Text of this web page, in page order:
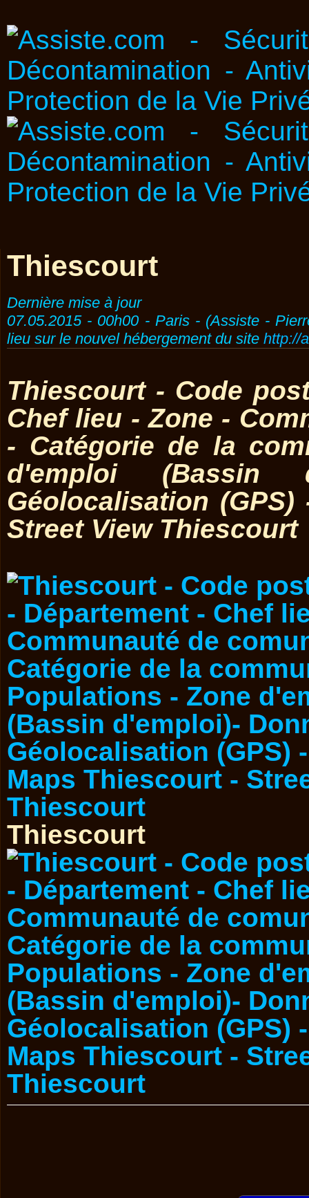
Thiescourt
Dernière mise à jour
07.05.2015 - 00h00 - Paris - (Assiste -
lieu sur le nouvel hébergement du site http://
Thiescourt - Code
Chef lieu - Zone -
- Catégorie de la
d'emploi (Bassin
Géolocalisation
Street View Thiescourt
Thiescourt